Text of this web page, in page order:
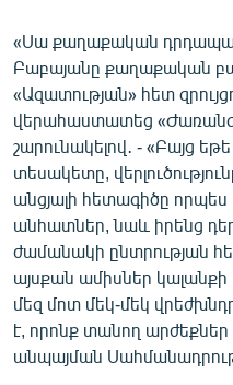
«Սա քաղաքական
Բաբայանը քաղաքական
«Ազատության» հետ
վերահաստատեց
շարունակելով․ - «Բայց
տեսակետը,
անցյալի հետագիծը
անհատներ, նաև իրենց
ժամանակի ընտրության
այսքան ամիսներ կալանքի
մեզ մոտ մեկ-մեկ
է, որոնք տանող
անպայման